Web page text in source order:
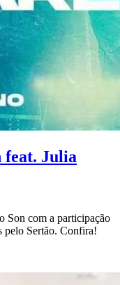
feat. Julia
Son com a participação
pelo Sertão. Confira!